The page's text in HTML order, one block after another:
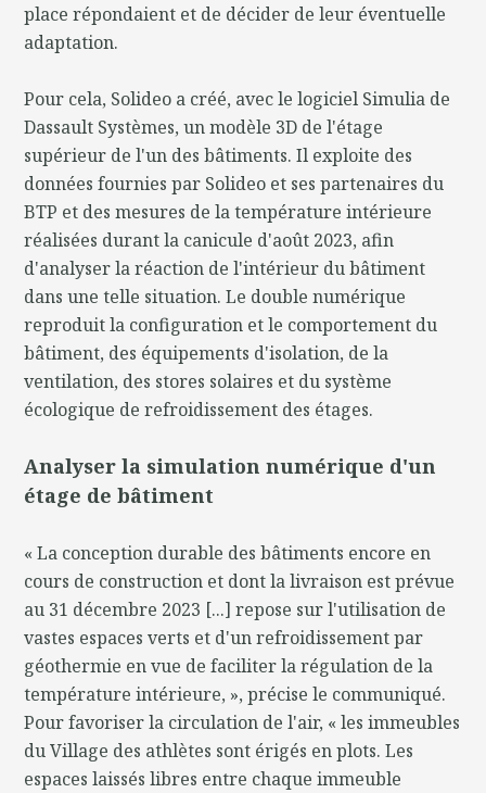
place répondaient et de décider de leur éventuelle
adaptation.
Pour cela, Solideo a créé, avec le logiciel Simulia de
Dassault Systèmes, un modèle 3D de l'étage
supérieur de l'un des bâtiments. Il exploite des
données fournies par Solideo et ses partenaires du
BTP et des mesures de la température intérieure
réalisées durant la canicule d'août 2023, afin
d'analyser la réaction de l'intérieur du bâtiment
dans une telle situation. Le double numérique
reproduit la configuration et le comportement du
bâtiment, des équipements d'isolation, de la
ventilation, des stores solaires et du système
écologique de refroidissement des étages.
Analyser la simulation numérique d'un
étage de bâtiment
« La conception durable des bâtiments encore en
cours de construction et dont la livraison est prévue
au 31 décembre 2023 [...] repose sur l'utilisation de
vastes espaces verts et d'un refroidissement par
géothermie en vue de faciliter la régulation de la
température intérieure, », précise le communiqué.
Pour favoriser la circulation de l'air, « les immeubles
du Village des athlètes sont érigés en plots. Les
espaces laissés libres entre chaque immeuble